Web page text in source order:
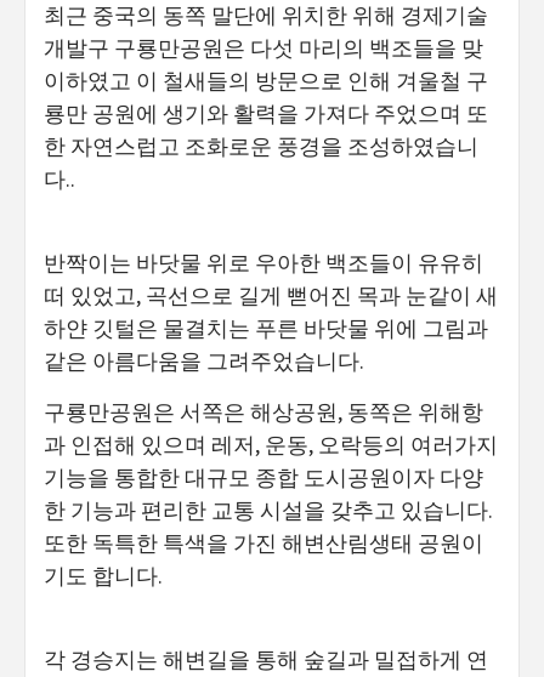
최근 중국의 동쪽 말단에 위치한 위해 경제기술
개발구 구룡만공원은 다섯 마리의 백조들을 맞
이하였고 이 철새들의 방문으로 인해 겨울철 구
룡만 공원에 생기와 활력을 가져다 주었으며 또
한 자연스럽고 조화로운 풍경을 조성하였습니
다..
반짝이는 바닷물 위로 우아한 백조들이 유유히
떠 있었고, 곡선으로 길게 뻗어진 목과 눈같이 새
하얀 깃털은 물결치는 푸른 바닷물 위에 그림과
같은 아름다움을 그려주었습니다.
구룡만공원은 서쪽은 해상공원, 동쪽은 위해항
과 인접해 있으며 레저, 운동, 오락등의 여러가지
기능을 통합한 대규모 종합 도시공원이자 다양
한 기능과 편리한 교통 시설을 갖추고 있습니다.
또한 독특한 특색을 가진 해변산림생태 공원이
기도 합니다.
각 경승지는 해변길을 통해 숲길과 밀접하게 연